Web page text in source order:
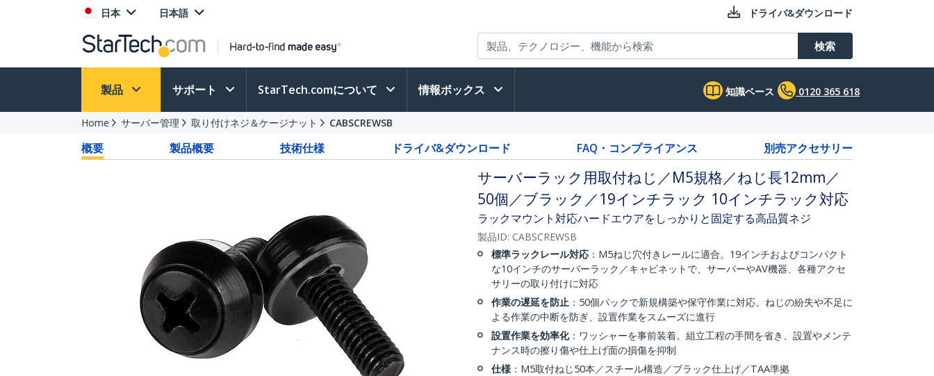
日本 日本語 ドライバ&ダウンロード
検索
製品 サポート StarTech.comについて 情報ボックス 知識ベース 0120 365 618
Home サーバー管理 取り付けネジ＆ケージナット CABSCREWSB
概要 製品概要 技術仕様 ドライバ&ダウンロード FAQ・コンプライアンス 別売アクセサリー
サーバーラック用取付ねじ／M5規格／ねじ長12mm／
50個／ブラック／19インチラック 10インチラック対応
ラックマウント対応ハードエウアをしっかりと固定する高品質ネジ
製品ID: CABSCREWSB
標準ラックレール対応 ：M5ねじ穴付きレールに適合。19インチおよびコンパクト
な10インチのサーバーラック／キャビネットで、サーバーやAV機器、各種アクセ
サリーの取り付けに対応
作業の遅延を防止 ：50個パックで新規構築や保守作業に対応。ねじの紛失や不足に
よる作業の中断を防ぎ、設置作業をスムーズに進行
設置作業を効率化：ワッシャーを事前装着。組立工程の手間を省き、設置やメンテ
ナンス時の擦り傷や仕上げ面の損傷を抑制
仕様 ：M5取付ねじ50本／スチール構造／ブラック仕上げ／TAA準拠